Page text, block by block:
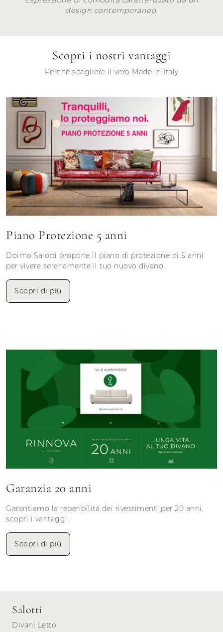
design contemporaneo.
Scopri i nostri vantaggi
Perchè scegliere il vero Made in Italy
Piano Protezione 5 anni
Doimo Salotti propone il piano di protezione di 5 anni
per vivere serenamente il tuo nuovo divano.
Scopri di più
Garanzia 20 anni
Garantiamo la reperibilità dei rivestimenti per 20 anni,
scopri i vantaggi.
Scopri di più
Salotti
Divani Letto